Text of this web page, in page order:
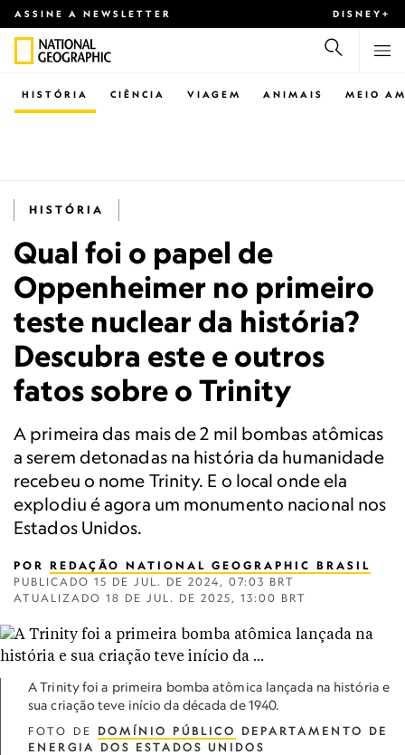
ASSINE A NEWSLETTER DISNEY+
CIÊNCIA VIAGEM ANIMAIS
HISTÓRIA MEIO
HISTÓRIA
Qual foi o papel de
Oppenheimer no primeiro
teste nuclear da história?
Descubra este e outros
fatos sobre o Trinity
A primeira das mais de 2 mil bombas atômicas
a serem detonadas na história da humanidade
recebeu o nome Trinity. E o local onde ela
explodiu é agora um monumento nacional nos
Estados Unidos.
POR REDAÇÃO NATIONAL GEOGRAPHIC BRASIL
PUBLICADO 15 DE JUL. DE 2024, 07:03 BRT
ATUALIZADO 18 DE JUL. DE 2025, 13:00 BRT
A Trinity foi a primeira bomba atômica lançada na história e
sua criação teve início da década de 1940.
FOTO DE DOMÍNIO PÚBLICO
DEPARTAMENTO DE
ENERGIA DOS ESTADOS UNIDOS